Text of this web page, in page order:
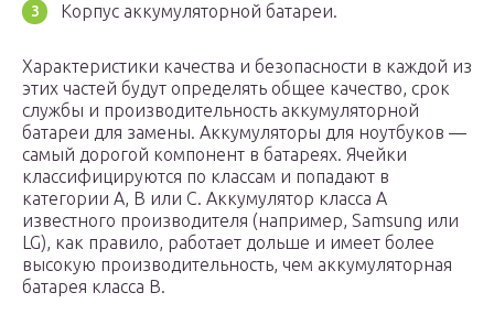
Корпус аккумуляторной батареи.
Характеристики качества и безопасности в каждой из
этих частей будут определять общее качество, срок
службы и производительность аккумуляторной
батареи для замены. Аккумуляторы для ноутбуков —
самый дорогой компонент в батареях. Ячейки
классифицируются по классам и попадают в
категории A, B или C. Аккумулятор класса A
известного производителя (например, Samsung или
LG), как правило, работает дольше и имеет более
высокую производительность, чем аккумуляторная
батарея класса B.